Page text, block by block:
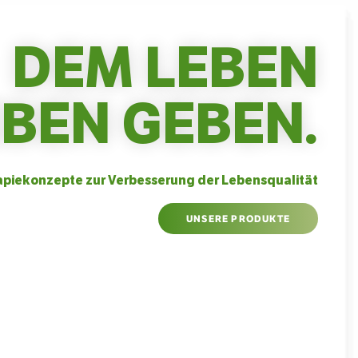
DEM LEBEN
GEBEN.
zur Verbesserung der Lebensqualität
UNSERE PRODUKTE